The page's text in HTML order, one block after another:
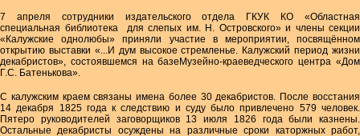
7 апреля сотрудники издательского отдела ГКУК КО «Областная
специальная библиотека для слепых им. Н. Островского» и члены секции
«Калужские однолюбы» приняли участие в мероприятии, посвящённом
открытию выставки «...И дум высокое стремленье. Калужский период жизни
декабристов», состоявшемся на базеМузейно-краеведческого центра «Дом
Г.С. Батенькова».
С калужским краем связаны имена более 30 декабристов. После восстания
14 декабря 1825 года к следствию и суду было привлечено 579 человек.
Пятеро руководителей заговорщиков 13 июля 1826 года были казнены.
Остальные декабристы осуждены на различные сроки каторжных работ,